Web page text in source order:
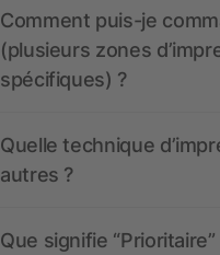
Comment puis-je
(plusieurs zones
spécifiques) ?
Quelle technique
autres ?
Que signifie